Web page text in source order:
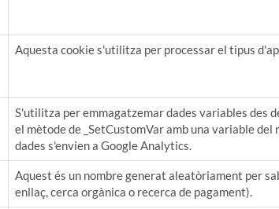
Aquesta cookie s'utilitza per processar el tipus
S'utilitza per emmagatzemar dades variables des
el mètode de _SetCustomVar amb una variable
dades s'envien a Google Analytics.
Aquest és un nombre generat aleatòriament per
enllaç, cerca orgànica o recerca de pagament).